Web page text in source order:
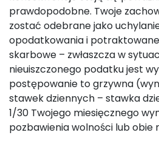
prawdopodobne. Twoje
zostać odebrane jako
opodatkowania i
skarbowe – zwłaszcza w
nieuiszczonego podatku jest
postępowanie to grzywna
stawek dziennych – stawka
1/30 Twojego miesięcznego
pozbawienia wolności lub obie